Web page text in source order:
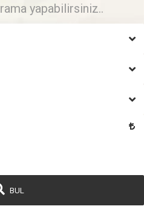
yapabilirsiniz..
BUL